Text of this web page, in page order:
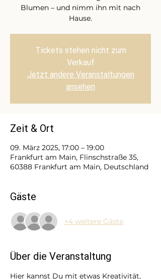
Blumen – und nimm ihn mit nach
Hause.
Tickets stehen nicht zum
Verkauf
Jetzt andere Veranstaltungen
ansehen
Zeit & Ort
09. März 2025, 17:00 – 19:00
Frankfurt am Main, Flinschstraße 35,
60388 Frankfurt am Main, Deutschland
Gäste
+4 weitere Gäste
Über die Veranstaltung
Hier kannst Du mit etwas Kreativität,